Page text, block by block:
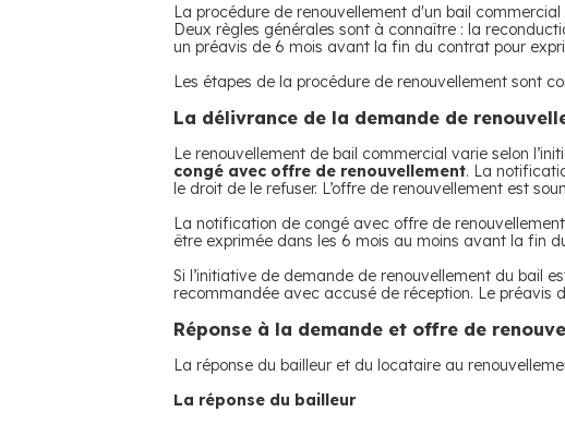
La procédure de renouvellement d'un bail
Deux règles générales sont à connaître : la
un préavis de 6 mois avant la fin du contrat pour
Les étapes de la procédure de renouvellement sont
La délivrance de la demande de
Le renouvellement de bail commercial varie selon
congé avec offre de renouvellement. La
le droit de le refuser. L’offre de renouvellement est
La notification de congé avec offre de
être exprimée dans les 6 mois au moins avant la fin
Si l’initiative de demande de renouvellement du bail
recommandée avec accusé de réception. Le préavis
Réponse à la demande et offre de
La réponse du bailleur et du locataire au
La réponse du bailleur